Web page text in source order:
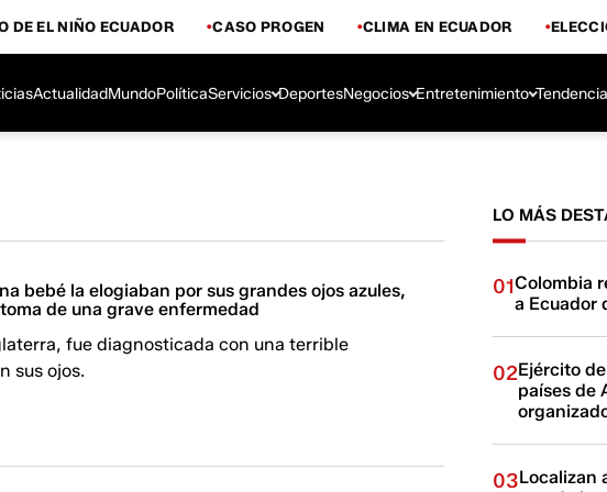
DE EL NIÑO ECUADOR CASO PROGEN CLIMA EN ECUADOR
ActualidadMundoPolíticaServicios DeportesNegocios Entretenimiento
bebé la elogiaban por sus grandes ojos azules,
de una grave enfermedad
fue diagnosticada con una terrible
sus ojos.
LO MÁS
01Colombia
a Ecuador
02Ejército
países de
03Localizan